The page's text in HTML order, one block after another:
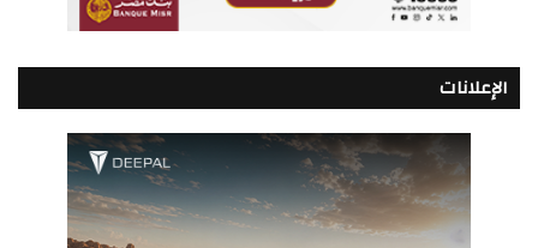
الإعلانات